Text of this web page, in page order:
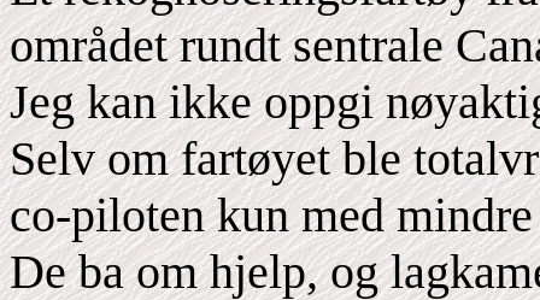
området rundt sentrale
Jeg kan ikke oppgi
Selv om fartøyet ble
co-piloten kun med mindre
De ba om hjelp, og